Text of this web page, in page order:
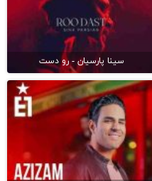
سینا پارسیان - رو دست